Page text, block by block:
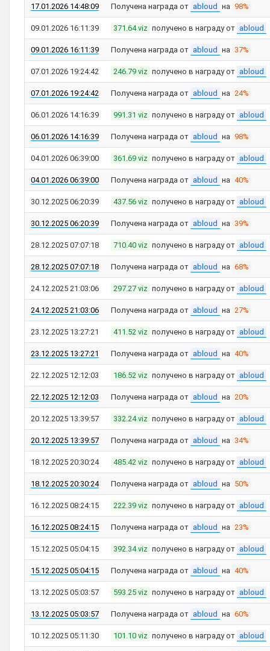
17.01.2026 14:48:09 Получена награда от abloud на 98%
09.01.2026 16:11:39 371.64 viz получено в награду от abloud
09.01.2026 16:11:39 Получена награда от abloud на 37%
07.01.2026 19:24:42 246.79 viz получено в награду от abloud
07.01.2026 19:24:42 Получена награда от abloud на 24%
06.01.2026 14:16:39 991.31 viz получено в награду от abloud
06.01.2026 14:16:39 Получена награда от abloud на 98%
04.01.2026 06:39:00 361.69 viz получено в награду от abloud
04.01.2026 06:39:00 Получена награда от abloud на 40%
30.12.2025 06:20:39 437.56 viz получено в награду от abloud
30.12.2025 06:20:39 Получена награда от abloud на 39%
28.12.2025 07:07:18 710.40 viz получено в награду от abloud
28.12.2025 07:07:18 Получена награда от abloud на 68%
24.12.2025 21:03:06 297.27 viz получено в награду от abloud
24.12.2025 21:03:06 Получена награда от abloud на 27%
23.12.2025 13:27:21 411.52 viz получено в награду от abloud
23.12.2025 13:27:21 Получена награда от abloud на 40%
22.12.2025 12:12:03 186.52 viz получено в награду от abloud
22.12.2025 12:12:03 Получена награда от abloud на 20%
20.12.2025 13:39:57 332.24 viz получено в награду от abloud
20.12.2025 13:39:57 Получена награда от abloud на 34%
18.12.2025 20:30:24 485.42 viz получено в награду от abloud
18.12.2025 20:30:24 Получена награда от abloud на 50%
16.12.2025 08:24:15 222.39 viz получено в награду от abloud
16.12.2025 08:24:15 Получена награда от abloud на 23%
15.12.2025 05:04:15 392.34 viz получено в награду от abloud
15.12.2025 05:04:15 Получена награда от abloud на 40%
13.12.2025 05:03:57 593.25 viz получено в награду от abloud
13.12.2025 05:03:57 Получена награда от abloud на 60%
10.12.2025 05:11:30 101.10 viz получено в награду от abloud